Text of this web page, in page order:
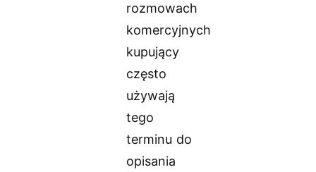
rozmowach
komercyjnych
kupujący
często
używają
tego
terminu do
opisania